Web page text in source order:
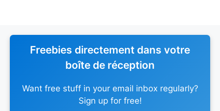
Freebies directement dans votre
boîte de réception
Want free stuff in your email inbox regularly?
Sign up for free!